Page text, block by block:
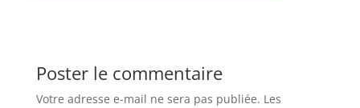
Poster le commentaire
Votre adresse e-mail ne sera pas publiée. Les